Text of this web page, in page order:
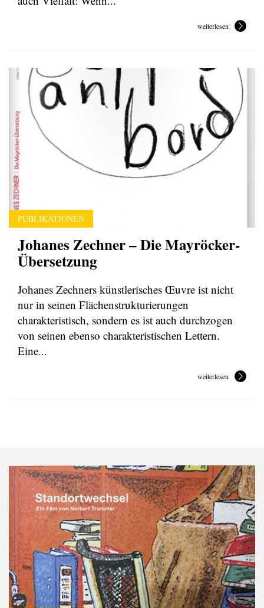
weiterlesen
PUBLIKATIONEN
Johanes Zechner – Die Mayröcker-
Übersetzung
Johanes Zechners künstlerisches Œuvre ist nicht
nur in seinen Flächenstrukturierungen
charakteristisch, sondern es ist auch durchzogen
von seinen ebenso charakteristischen Lettern.
Eine...
weiterlesen